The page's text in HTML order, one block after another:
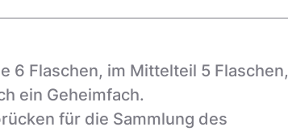
6 Flaschen, im Mittelteil 5 Flaschen,
ein Geheimfach.
für die Sammlung des